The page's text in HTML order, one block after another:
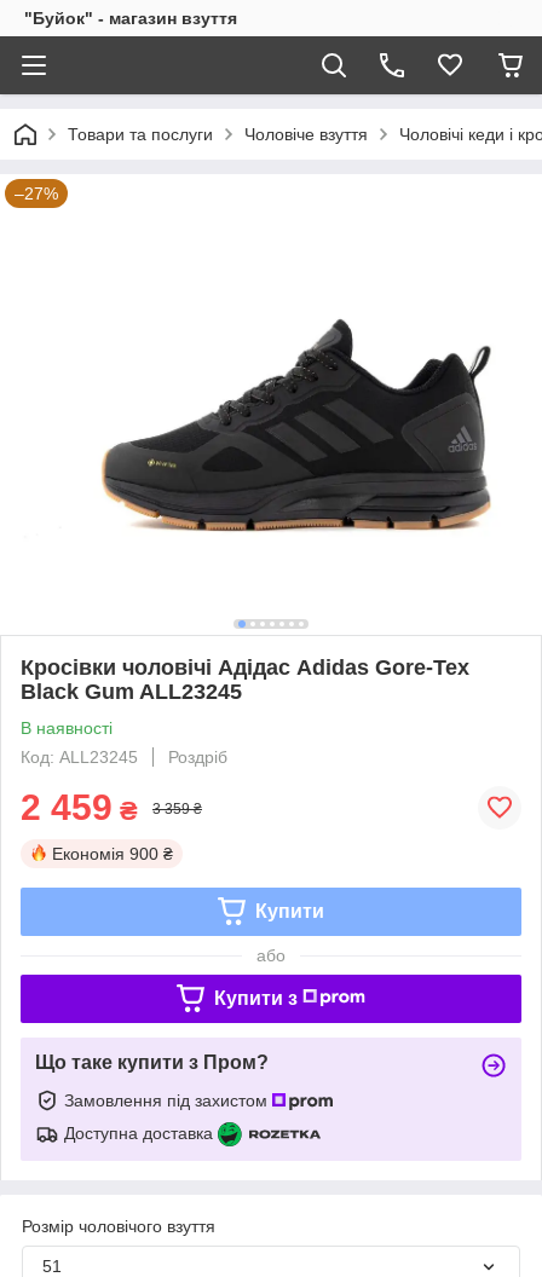
"Буйок" - магазин взуття
Товари та послуги Чоловіче взуття Чоловічі кеди і
–27%
Кросівки чоловічі Адідас Adidas Gore-Tex
Black Gum ALL23245
В наявності
Код: ALL23245
Роздріб
2 459 ₴ 3 359 ₴
Економія 900 ₴
Купити
або
Купити з
Що таке купити з Пром?
Замовлення під захистом
Доступна доставка
Розмір чоловічого взуття
51